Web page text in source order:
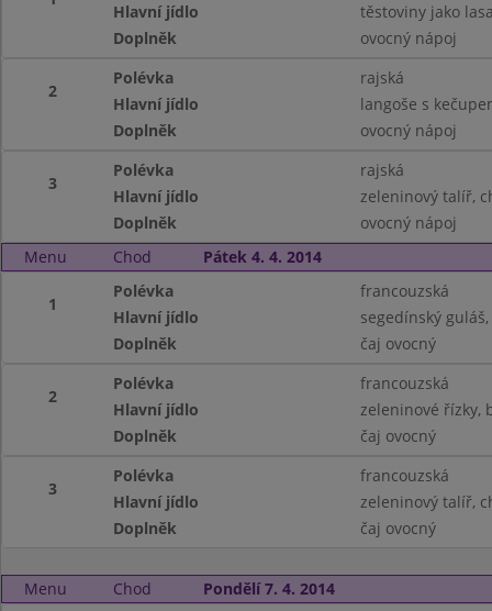
Hlavní jídlo
těstoviny jako
Doplněk
ovocný nápoj
2
Polévka
rajská
Hlavní jídlo
langoše s
Doplněk
ovocný nápoj
3
Polévka
rajská
Hlavní jídlo
zeleninový talíř,
Doplněk
ovocný nápoj
Menu
Chod Pátek 4. 4. 2014
1
Polévka
francouzská
Hlavní jídlo
segedínský
Doplněk
čaj ovocný
2
Polévka
francouzská
Hlavní jídlo
zeleninové řízky,
Doplněk
čaj ovocný
3
Polévka
francouzská
Hlavní jídlo
zeleninový talíř,
Doplněk
čaj ovocný
Menu Chod Pondělí 7. 4. 2014